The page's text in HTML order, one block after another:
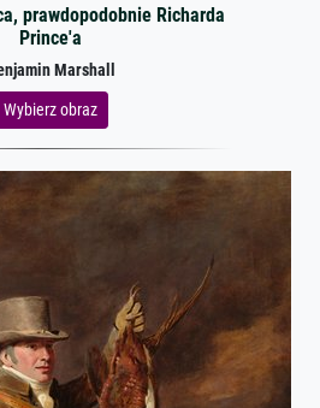
prawdopodobnie Richarda
Prince'a
Marshall
Wybierz obraz